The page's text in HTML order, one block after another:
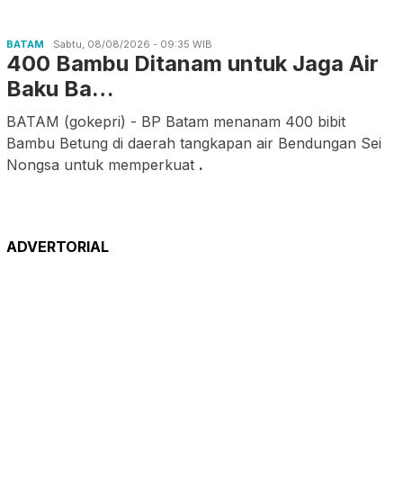
BATAM Sabtu, 08/08/2026 - 09:35 WIB
400 Bambu Ditanam untuk Jaga Air
Baku Ba…
BATAM (gokepri) - BP Batam menanam 400 bibit
Bambu Betung di daerah tangkapan air Bendungan Sei
Nongsa untuk memperkuat .
ADVERTORIAL